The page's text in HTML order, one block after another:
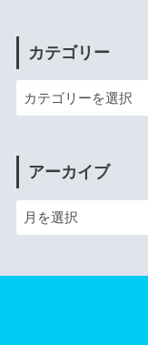
カテゴリー
アーカイブ